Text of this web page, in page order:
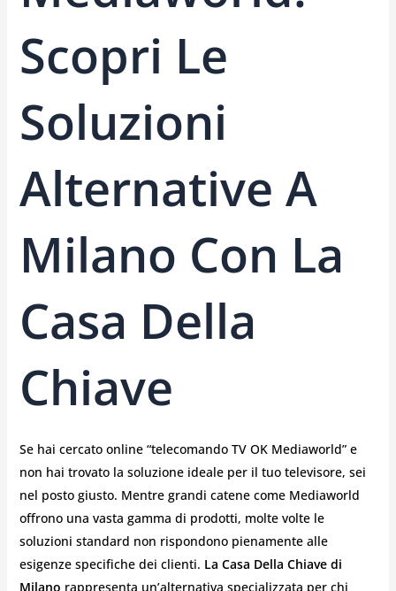
Scopri Le
Soluzioni
Alternative A
Milano Con La
Casa Della
Chiave
Se hai cercato online “telecomando TV OK Mediaworld” e
non hai trovato la soluzione ideale per il tuo televisore, sei
nel posto giusto. Mentre grandi catene come Mediaworld
offrono una vasta gamma di prodotti, molte volte le
soluzioni standard non rispondono pienamente alle
esigenze specifiche dei clienti. La Casa Della Chiave di
Milano rappresenta un’alternativa specializzata per chi